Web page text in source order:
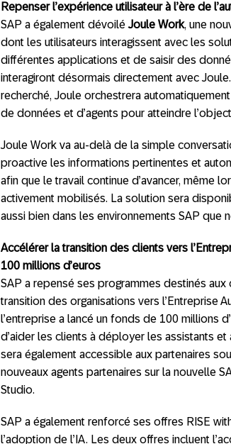
Repenser l’expérience utilisateur à l’ère de
SAP a également dévoiléJoule Work, une
dont les utilisateurs interagissent avec les
différentes applications et de saisir des
interagiront désormais directement avec
recherché, Joule orchestrera
de données et d’agents pour atteindre
Joule Work va au-delà de la simple
proactive les informations pertinentes et
afin que le travail continue d’avancer, même
activement mobilisés. La solution sera
aussi bien dans les environnements SAP que
Accélérer la transition des clients vers
100 millions d’euros
SAP a repensé ses programmes destinés aux
transition des organisations vers l’Entreprise
l’entreprise a lancé un fonds de 100 millions
d’aider les clients à déployer les assistants
sera également accessible aux partenaires
nouveaux agents partenaires sur la nouvelle
Studio.
SAP a également renforcé ses offres RISE
l’adoption de l’IA. Les deux offres incluent